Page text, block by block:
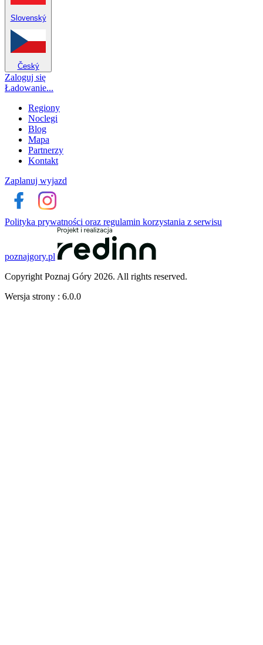
Slovenský
Český
Zaloguj się
Ładowanie...
Regiony
Noclegi
Blog
Mapa
Partnerzy
Kontakt
Zaplanuj wyjazd
Polityka prywatności oraz regulamin korzystania z serwisu
poznajgory.pl
Copyright Poznaj Góry 2026. All rights reserved.
Wersja strony : 6.0.0